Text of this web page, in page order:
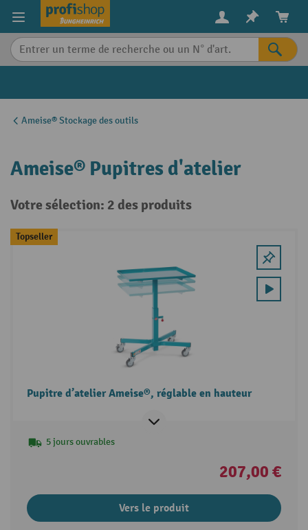
content
Ameise® Stockage des outils
Ameise® Pupitres d'atelier
Votre sélection: 2 des produits
Topseller
Pupitre d’atelier Ameise®, réglable en hauteur
5 jours ouvrables
207,00 €
Vers le produit